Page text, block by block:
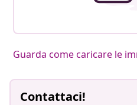
Guarda come caricare le
Contattaci!